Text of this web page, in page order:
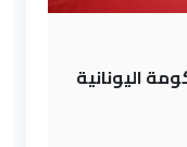
اليونانية